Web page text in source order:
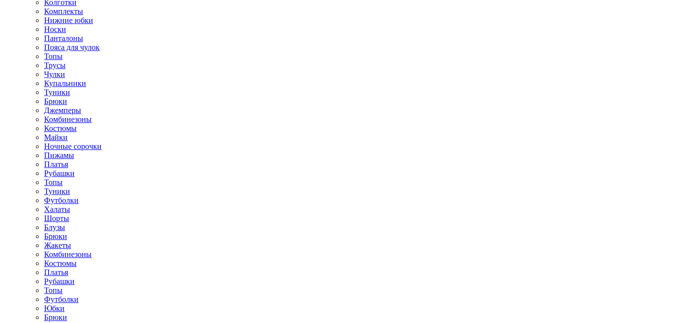
Колготки
Комплекты
Нижние юбки
Носки
Панталоны
Поясa для чулок
Топы
Трусы
Чулки
Купальники
Туники
Брюки
Джемперы
Комбинезоны
Костюмы
Майки
Ночные сорочки
Пижамы
Платья
Рубашки
Топы
Туники
Футболки
Халаты
Шорты
Блузы
Брюки
Жакеты
Комбинезоны
Костюмы
Платья
Рубашки
Топы
Футболки
Юбки
Брюки